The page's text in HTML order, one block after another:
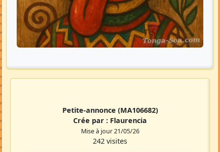
Petite-annonce (MA106682)
Crée par : Flaurencia
Mise à jour 21/05/26
242 visites